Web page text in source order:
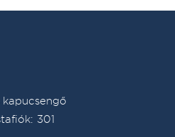
kapucsengő
301